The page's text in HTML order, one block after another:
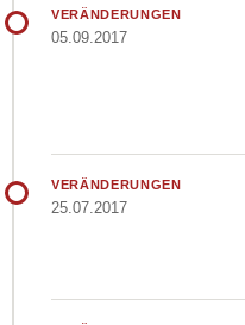
VERÄNDERUNGEN
05.09.2017
VERÄNDERUNGEN
25.07.2017